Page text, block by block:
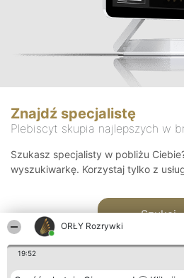
ORŁY Rozrywki
19:52
Znajdź specjalistę
Plebiscyt skupia najlepszych w
Szukasz specjalisty w pobliżu
wyszukiwarkę. Korzystaj tylko z
Szukaj